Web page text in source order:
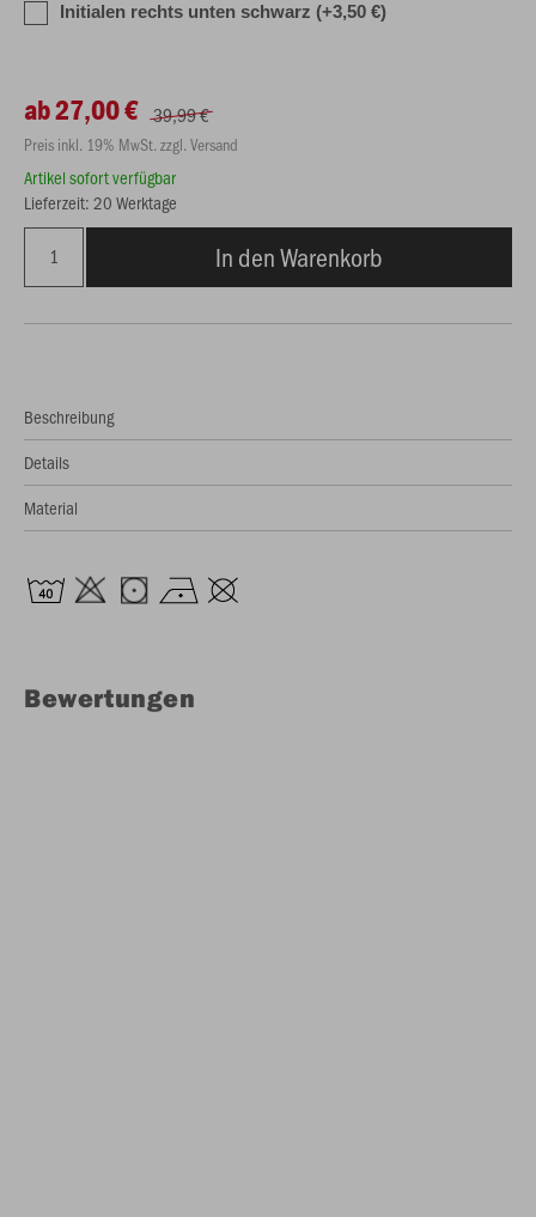
Initialen rechts unten schwarz (+3,50 €)
ab 27,00 € 39,99 €
Preis inkl. 19% MwSt. zzgl. Versand
Artikel sofort verfügbar
Lieferzeit: 20 Werktage
In den Warenkorb
Beschreibung
Details
Material
Bewertungen